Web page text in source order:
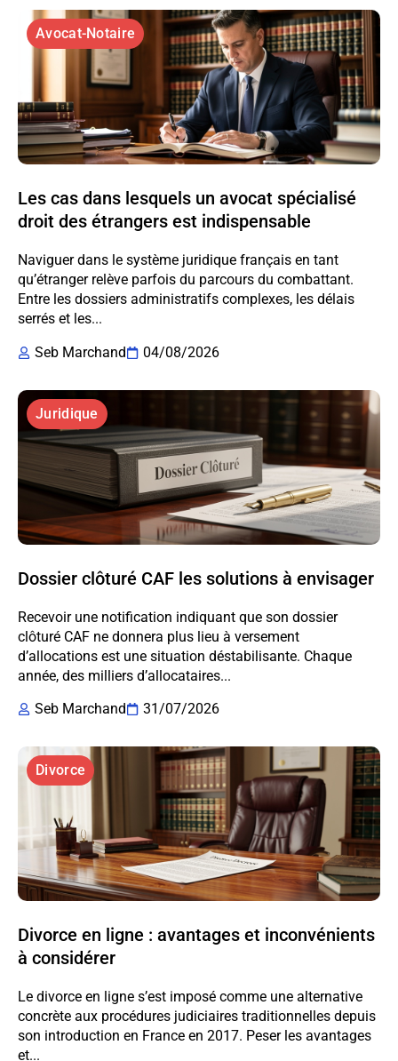
Avocat-Notaire
Les cas dans lesquels un avocat spécialisé
droit des étrangers est indispensable
Naviguer dans le système juridique français en tant
qu’étranger relève parfois du parcours du combattant.
Entre les dossiers administratifs complexes, les délais
serrés et les...
Seb Marchand
04/08/2026
Juridique
Dossier clôturé CAF les solutions à envisager
Recevoir une notification indiquant que son dossier
clôturé CAF ne donnera plus lieu à versement
d’allocations est une situation déstabilisante. Chaque
année, des milliers d’allocataires...
Seb Marchand
31/07/2026
Divorce
Divorce en ligne : avantages et inconvénients
à considérer
Le divorce en ligne s’est imposé comme une alternative
concrète aux procédures judiciaires traditionnelles depuis
son introduction en France en 2017. Peser les avantages
et...